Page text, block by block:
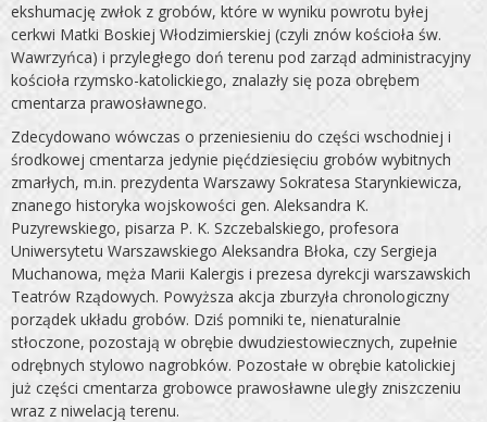
ekshumację zwłok z grobów, które w wyniku powrotu byłej
cerkwi Matki Boskiej Włodzimierskiej (czyli znów kościoła św.
Wawrzyńca) i przy­ległego doń terenu pod zarząd administracyjny
kościoła rzymsko-katolickiego, znalazły się poza obrębem
cmentarza prawosławnego.
Zdecydowano wówczas o przeniesieniu do części wschodniej i
środkowej cmentarza jedynie pięćdziesię­ciu grobów wybitnych
zmarłych, m.in. prezydenta Warszawy Sokratesa Starynkiewicza,
znanego historyka wojskowości gen. Aleksandra K.
Puzyrewskiego, pisarza P. K. Szczebalskiego, profesora
Uniwersytetu Warszawskiego Aleksandra Błoka, czy Sergieja
Muchanowa, męża Marii Kalergis i prezesa dyrekcji warszawskich
Teatrów Rządowych. Powyższa akcja zburzyła chronologiczny
porządek układu grobów. Dziś po­mniki te, nienaturalnie
stłoczone, pozostają w obrębie dwu­dziestowiecznych, zupełnie
odrębnych stylowo nagrobków. Pozostałe w obrębie katolickiej
już części cmentarza grobowce prawosławne uległy zniszczeniu
wraz z niwelacją terenu.